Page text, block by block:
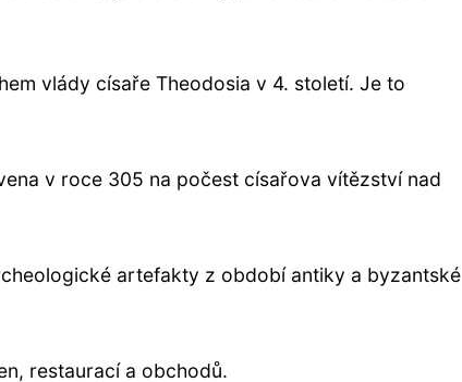
vlády císaře Theodosia v 4. století. Je to
v roce 305 na počest císařova vítězství nad
artefakty z období antiky a byzantské
restaurací a obchodů.